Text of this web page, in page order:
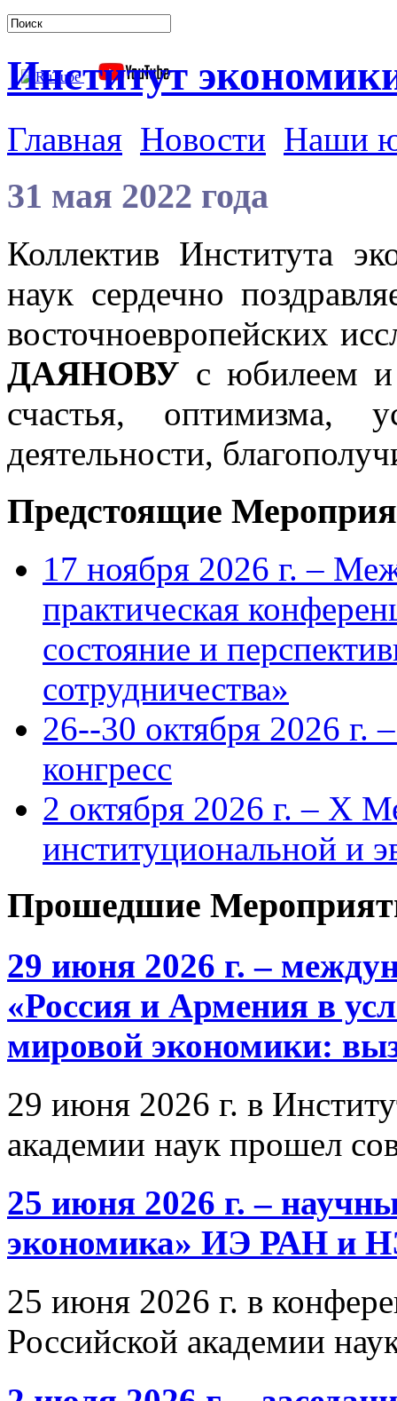
Институт
Главная Новости Наши
31 мая 2022 года
Коллектив Института
наук сердечно
восточноевропейских
ДАЯНОВУ с юбилеем и
счастья, оптимизма,
деятельности,
Предстоящие
17 ноября 2026 г. –
практическая
состояние и
сотрудничества»
26--30 октября 2026 г.
конгресс
2 октября 2026 г. – X
институциональной и
Прошедшие
29 июня 2026 г. –
«Россия и Армения в
мировой экономики:
29 июня 2026 г. в
академии наук прошел
25 июня 2026 г. –
экономика» ИЭ РАН и
25 июня 2026 г. в
Российской академии